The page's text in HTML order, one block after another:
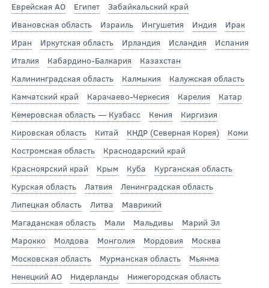
Еврейская АО
Египет
Забайкальский край
Ивановская область
Израиль Ингушетия Индия
Ирак
Иран
Иркутская область Ирландия Исландия
Испания
Италия
Кабардино-Балкария
Казахстан
Калининградская область
Калмыкия
Калужская область
Камчатский край
Карачаево-Черкесия Карелия
Катар
Кемеровская область — Кузбасс
Кения
Киргизия
Кировская область
Китай КНДР (Северная Корея)
Коми
Костромская область
Краснодарский край
Красноярский край
Крым Куба
Курганская область
Курская область
Латвия
Ленинградская область
Липецкая область
Литва
Маврикий
Магаданская область
Мали Мальдивы
Марий Эл
Марокко
Молдова Монголия Мордовия
Москва
Московская область
Мурманская область
Мьянма
Ненецкий АО
Нидерланды
Нижегородская область